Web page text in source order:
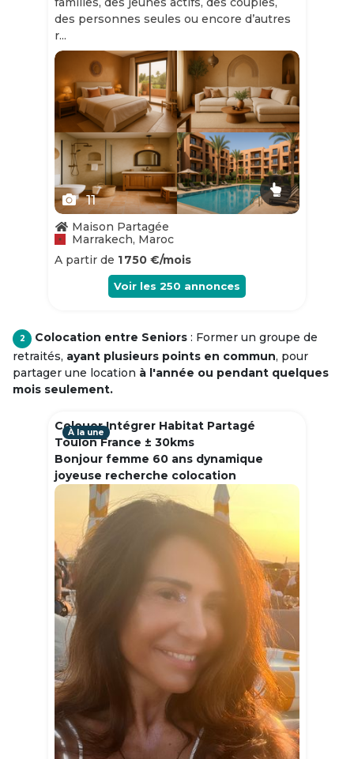
des personnes seules ou encore d’autres
r...
Slide 1 of 11
11
Maison Partagée
Marrakech, Maroc
A partir de 1 750 €/mois
Voir les 250 annonces
2 Colocation entre Seniors : Former un groupe de
retraités, ayant plusieurs points en commun, pour
partager une location à l'année ou pendant quelques
mois seulement.
Colouer Intégrer Habitat Partagé
Toulon France ± 30kms
Bonjour femme 60 ans dynamique
joyeuse recherche colocation
À la une